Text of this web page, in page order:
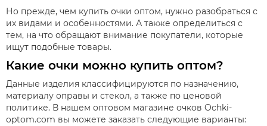
Но прежде, чем купить очки оптом, нужно разобраться с
их видами и особенностями. А также определиться с
тем, на что обращают внимание покупатели, которые
ищут подобные товары.
Какие очки можно купить оптом?
Данные изделия классифицируются по назначению,
материалу оправы и стекол, а также по ценовой
политике. В нашем оптовом магазине очков Ochki-
optom.com вы можете заказать следующие варианты: